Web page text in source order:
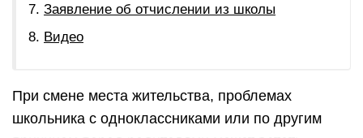
Заявление об отчислении из школы
Видео
При смене места жительства, проблемах
школьника с одноклассниками или по другим